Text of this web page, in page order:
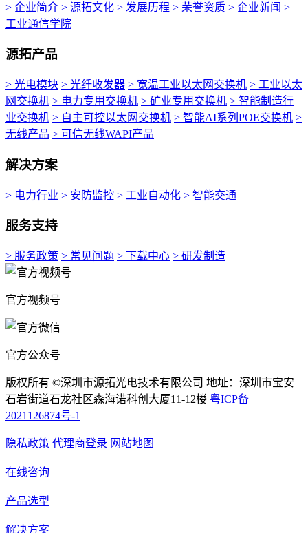
> 企业简介 > 源拓文化 > 发展历程 > 荣誉资质 > 企业新闻 >
工业通信学院
源拓产品
> 光电模块 > 光纤收发器 > 宽温工业以太网交换机 > 工业以太
网交换机 > 电力专用交换机 > 矿业专用交换机 > 智能制造行
业交换机 > 自主可控以太网交换机 > 智能AI系列POE交换机 >
无线产品 > 可信无线WAPI产品
解决方案
> 电力行业 > 安防监控 > 工业自动化 > 智能交通
服务支持
> 服务政策 > 常见问题 > 下载中心 > 研发制造
官方视频号
官方公众号
版权所有 ©深圳市源拓光电技术有限公司 地址：深圳市宝安
石岩街道石龙社区森海诺科创大厦11-12楼 粤ICP备
2021126874号-1
隐私政策 代理商登录 网站地图
在线咨询
产品选型
解决方案